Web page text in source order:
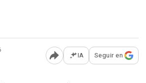
Abrir opciones para
IA Seguir en